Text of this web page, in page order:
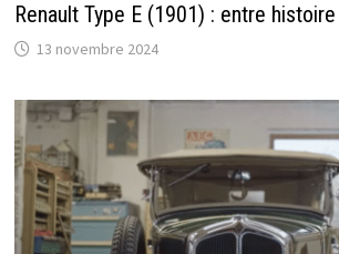
Renault Type E (1901) : entre
13 novembre 2024